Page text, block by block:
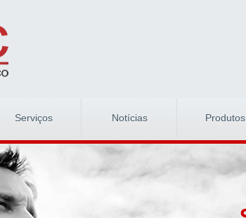
Serviços Notícias Produtos